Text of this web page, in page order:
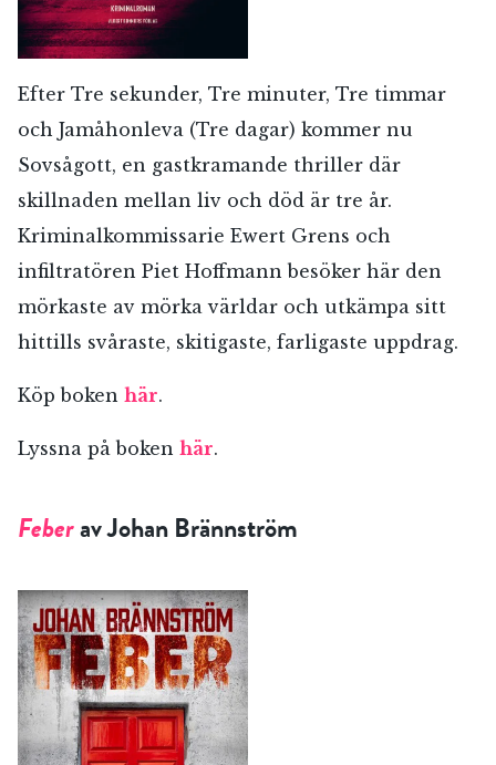
Efter Tre sekunder, Tre minuter, Tre timmar
och Jamåhonleva (Tre dagar) kommer nu
Sovsågott, en gastkramande thriller där
skillnaden mellan liv och död är tre år.
Kriminalkommissarie Ewert Grens och
infiltratören Piet Hoffmann besöker här den
mörkaste av mörka världar och utkämpa sitt
hittills svåraste, skitigaste, farligaste uppdrag.
Köp boken här.
Lyssna på boken här.
Feberav Johan Brännström